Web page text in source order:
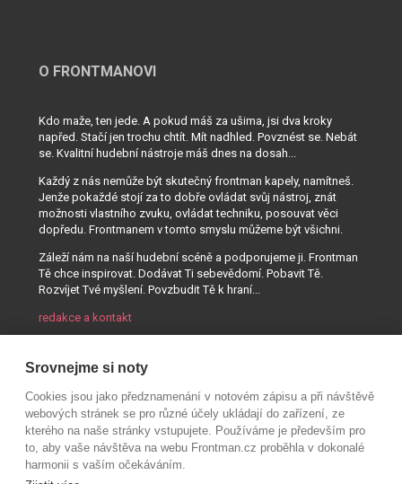
O FRONTMANOVI
Kdo maže, ten jede. A pokud máš za ušima, jsi dva kroky
napřed. Stačí jen trochu chtít. Mít nadhled. Povznést se. Nebát
se. Kvalitní hudební nástroje máš dnes na dosah...
Každý z nás nemůže být skutečný frontman kapely, namítneš.
Jenže pokaždé stojí za to dobře ovládat svůj nástroj, znát
možnosti vlastního zvuku, ovládat techniku, posouvat věci
dopředu. Frontmanem v tomto smyslu můžeme být všichni.
Záleží nám na naší hudební scéně a podporujeme ji. Frontman
Tě chce inspirovat. Dodávat Ti sebevědomí. Pobavit Tě.
Rozvíjet Tvé myšlení. Povzbudit Tě k hraní...
redakce a kontakt
Srovnejme si noty
Cookies jsou jako předznamenání v notovém zápisu a při návštěvě
webových stránek se pro různé účely ukládají do zařízení, ze
kterého na naše stránky vstupujete. Používáme je především pro
to, aby vaše návštěva na webu Frontman.cz proběhla v dokonalé
harmonii s vaším očekáváním.